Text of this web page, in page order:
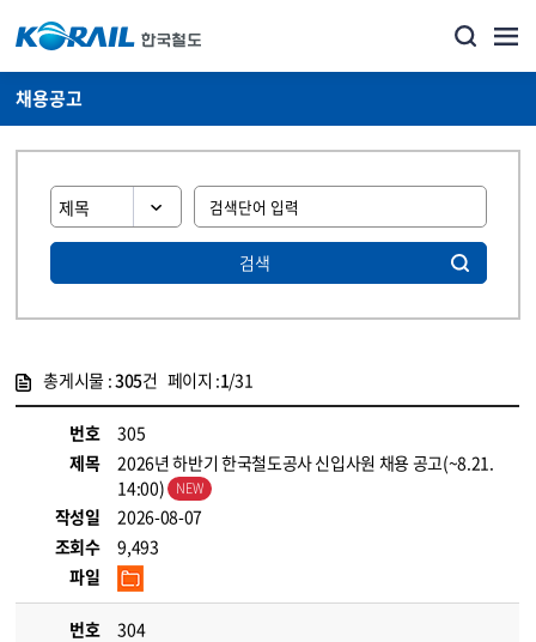
채용공고
검색
총게시물 :305건 페이지 :1/31
번호
305
제목
2026년 하반기 한국철도공사 신입사원 채용 공고(~8.21.
14:00)
작성일
2026-08-07
조회수
9,493
파일
번호
304